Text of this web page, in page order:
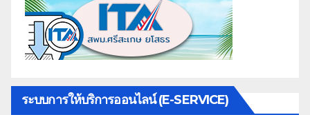
ระบบการให้บริการออนไลน์ (E-SERVICE)